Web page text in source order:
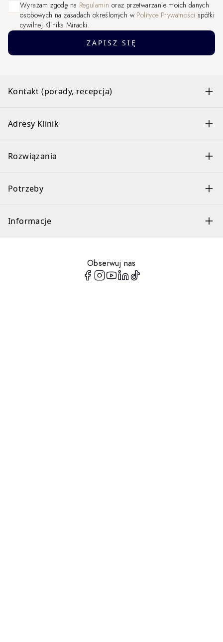
Wyrażam zgodę na Regulamin oraz przetwarzanie moich danych
osobowych na zasadach określonych w Polityce Prywatności spółki
cywilnej Klinika Miracki.
ZAPISZ SIĘ
Kontakt (porady, recepcja)
Adresy Klinik
Rozwiązania
Potrzeby
Informacje
Obserwuj nas